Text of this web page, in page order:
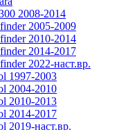
2008-2014
2005-2009
2010-2014
2014-2017
2022-наст.вр.
1997-2003
2004-2010
2010-2013
2014-2017
2019-наст.вр.